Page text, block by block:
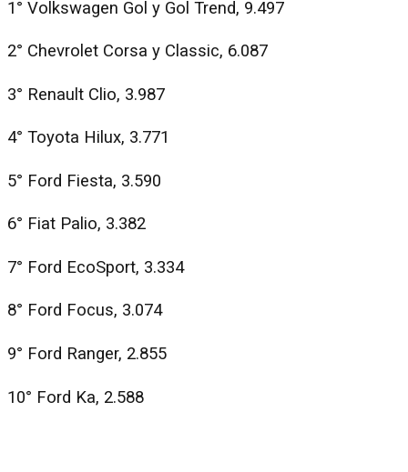
1° Volkswagen Gol y Gol Trend, 9.497
2° Chevrolet Corsa y Classic, 6.087
3° Renault Clio, 3.987
4° Toyota Hilux, 3.771
5° Ford Fiesta, 3.590
6° Fiat Palio, 3.382
7° Ford EcoSport, 3.334
8° Ford Focus, 3.074
9° Ford Ranger, 2.855
10° Ford Ka, 2.588